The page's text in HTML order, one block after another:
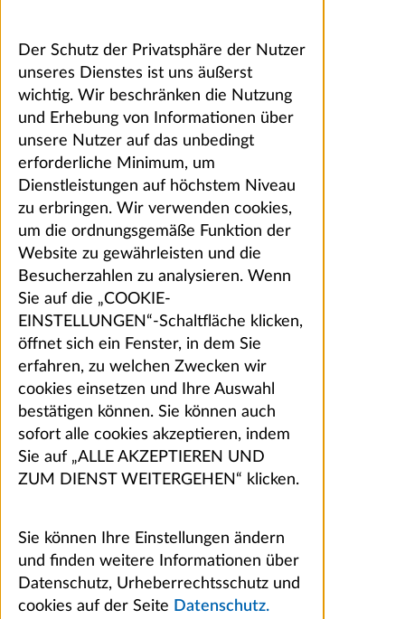
Der Schutz der Privatsphäre der Nutzer
unseres Dienstes ist uns äußerst
wichtig. Wir beschränken die Nutzung
und Erhebung von Informationen über
unsere Nutzer auf das unbedingt
erforderliche Minimum, um
Dienstleistungen auf höchstem Niveau
zu erbringen. Wir verwenden cookies,
um die ordnungsgemäße Funktion der
Website zu gewährleisten und die
Besucherzahlen zu analysieren. Wenn
Sie auf die „COOKIE-
EINSTELLUNGEN“-Schaltfläche klicken,
öffnet sich ein Fenster, in dem Sie
erfahren, zu welchen Zwecken wir
cookies einsetzen und Ihre Auswahl
bestätigen können. Sie können auch
sofort alle cookies akzeptieren, indem
Sie auf „ALLE AKZEPTIEREN UND
ZUM DIENST WEITERGEHEN“ klicken.
Sie können Ihre Einstellungen ändern
und finden weitere Informationen über
Datenschutz, Urheberrechtsschutz und
cookies auf der Seite Datenschutz.